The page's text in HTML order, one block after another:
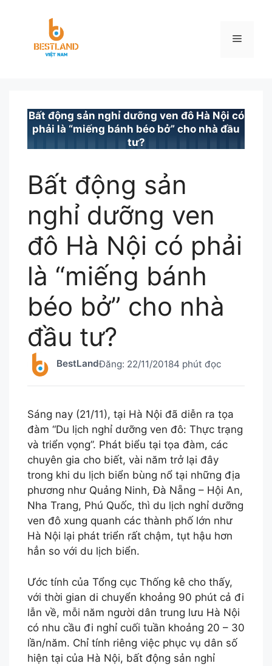
Menu
BESTLAND.VN•TIN TỨC
Bất động sản nghỉ dưỡng ven đô Hà Nội có
phải là “miếng bánh béo bở” cho nhà đầu
tư?
Bất động sản
nghỉ dưỡng ven
đô Hà Nội có phải
là “miếng bánh
béo bở” cho nhà
đầu tư?
BestLandĐăng: 22/11/20184 phút đọc
Sáng nay (21/11), tại Hà Nội đã diễn ra tọa
đàm “Du lịch nghỉ dưỡng ven đô: Thực trạng
và triển vọng”. Phát biểu tại tọa đàm, các
chuyên gia cho biết, vài năm trở lại đây
trong khi du lịch biển bùng nổ tại những địa
phương như Quảng Ninh, Đà Nẵng – Hội An,
Nha Trang, Phú Quốc, thì du lịch nghỉ dưỡng
ven đô xung quanh các thành phố lớn như
Hà Nội lại phát triển rất chậm, tụt hậu hơn
hẳn so với du lịch biển.
Ước tính của Tổng cục Thống kê cho thấy,
với thời gian di chuyển khoảng 90 phút cả đi
lẫn về, mỗi năm người dân trung lưu Hà Nội
có nhu cầu đi nghỉ cuối tuần khoảng 20 – 30
lần/năm. Chỉ tính riêng việc phục vụ dân số
hiện tại của Hà Nội, bất động sản nghỉ